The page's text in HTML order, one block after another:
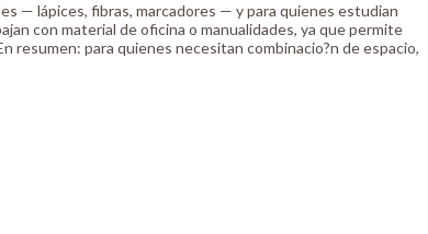
— lápices, fibras, marcadores — y para quienes estudian
con material de oficina o manualidades, ya que permite
resumen: para quienes necesitan combinacio?n de espacio,